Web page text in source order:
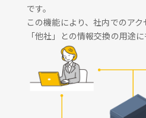
です。
この機能により、社内でのアク
「他社」との情報交換の用途